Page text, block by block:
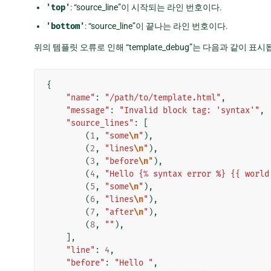
'top': “source_line”이 시작되는 라인 번호이다.
'bottom': “source_line”이 끝나는 라인 번호이다.
위의 템플릿 오류로 인해 “template_debug”는 다음과 같이 표시
{
"name" : "/path/to/template.html" ,
"message" : "Invalid block tag: 'syntax'" ,
"source_lines" :
(1, "some\n" ),
(2 , "lines\n" ),
(3 , "before\n" ),
(4, "Hello {% syntax error %} {{
(5 , "some\n" ),
(6, "lines\n" ),
(7 , "after\n" ),
(8, "" ),
],
"line" : 4,
"before" : "Hello " ,